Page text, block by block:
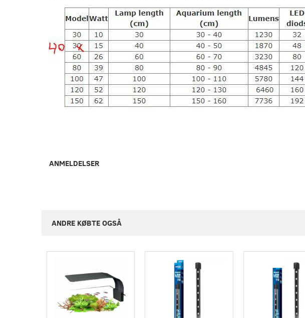
ANMELDELSER
ANDRE KØBTE OGSÅ